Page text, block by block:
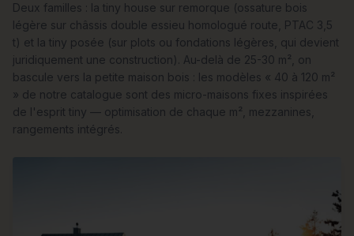
Deux familles : la tiny house sur remorque (ossature bois
légère sur châssis double essieu homologué route, PTAC 3,5
t) et la tiny posée (sur plots ou fondations légères, qui devient
juridiquement une construction). Au-delà de 25-30 m², on
bascule vers la petite maison bois : les modèles « 40 à 120 m²
» de notre catalogue sont des micro-maisons fixes inspirées
de l'esprit tiny — optimisation de chaque m², mezzanines,
rangements intégrés.